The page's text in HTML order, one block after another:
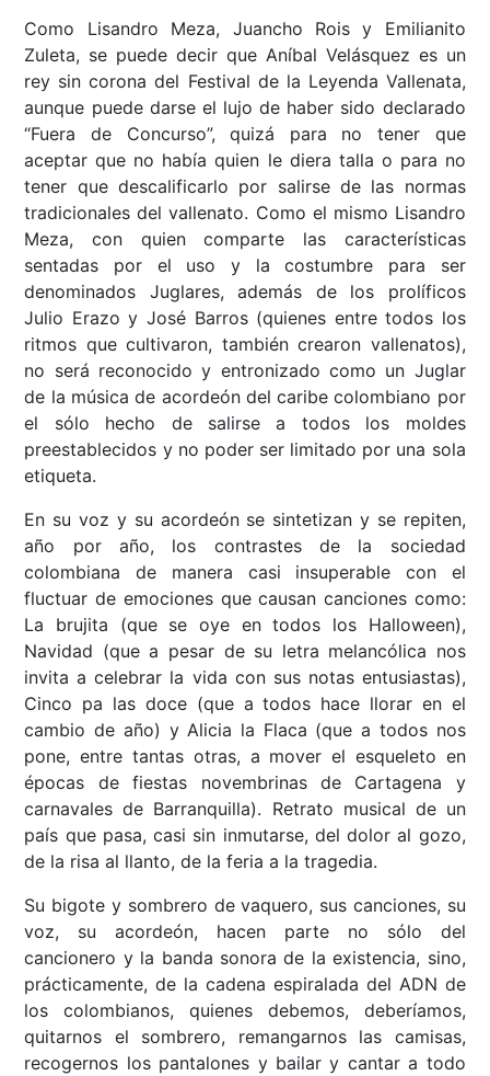
Como Lisandro Meza, Juancho Rois y Emilianito
Zuleta, se puede decir que Aníbal Velásquez es un
rey sin corona del Festival de la Leyenda Vallenata,
aunque puede darse el lujo de haber sido declarado
“Fuera de Concurso”, quizá para no tener que
aceptar que no había quien le diera talla o para no
tener que descalificarlo por salirse de las normas
tradicionales del vallenato. Como el mismo Lisandro
Meza, con quien comparte las características
sentadas por el uso y la costumbre para ser
denominados Juglares, además de los prolíficos
Julio Erazo y José Barros (quienes entre todos los
ritmos que cultivaron, también crearon vallenatos),
no será reconocido y entronizado como un Juglar
de la música de acordeón del caribe colombiano por
el sólo hecho de salirse a todos los moldes
preestablecidos y no poder ser limitado por una sola
etiqueta.
En su voz y su acordeón se sintetizan y se repiten,
año por año, los contrastes de la sociedad
colombiana de manera casi insuperable con el
fluctuar de emociones que causan canciones como:
La brujita (que se oye en todos los Halloween),
Navidad (que a pesar de su letra melancólica nos
invita a celebrar la vida con sus notas entusiastas),
Cinco pa las doce (que a todos hace llorar en el
cambio de año) y Alicia la Flaca (que a todos nos
pone, entre tantas otras, a mover el esqueleto en
épocas de fiestas novembrinas de Cartagena y
carnavales de Barranquilla). Retrato musical de un
país que pasa, casi sin inmutarse, del dolor al gozo,
de la risa al llanto, de la feria a la tragedia.
Su bigote y sombrero de vaquero, sus canciones, su
voz, su acordeón, hacen parte no sólo del
cancionero y la banda sonora de la existencia, sino,
prácticamente, de la cadena espiralada del ADN de
los colombianos, quienes debemos, deberíamos,
quitarnos el sombrero, remangarnos las camisas,
recogernos los pantalones y bailar y cantar a todo